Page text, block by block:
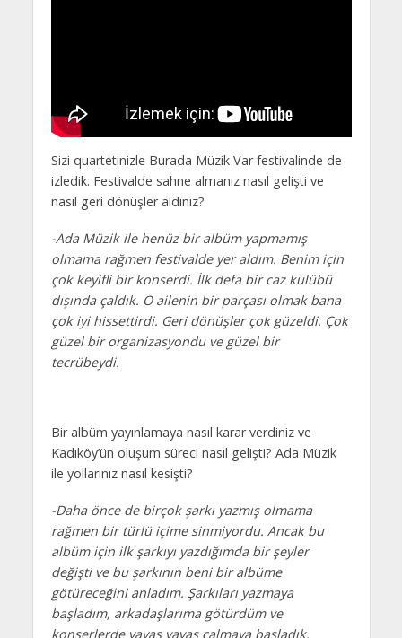
Sizi quartetinizle Burada Müzik Var festivalinde de
izledik. Festivalde sahne almanız nasıl gelişti ve
nasıl geri dönüşler aldınız?
-Ada Müzik ile henüz bir albüm yapmamış
olmama rağmen festivalde yer aldım. Benim için
çok keyifli bir konserdi. İlk defa bir caz kulübü
dışında çaldık. O ailenin bir parçası olmak bana
çok iyi hissettirdi. Geri dönüşler çok güzeldi. Çok
güzel bir organizasyondu ve güzel bir
tecrübeydi.
Bir albüm yayınlamaya nasıl karar verdiniz ve
Kadıköy’ün oluşum süreci nasıl gelişti? Ada Müzik
ile yollarınız nasıl kesişti?
-Daha önce de birçok şarkı yazmış olmama
rağmen bir türlü içime sinmiyordu. Ancak bu
albüm için ilk şarkıyı yazdığımda bir şeyler
değişti ve bu şarkının beni bir albüme
götüreceğini anladım. Şarkıları yazmaya
başladım, arkadaşlarıma götürdüm ve
konserlerde yavaş yavaş çalmaya başladık.